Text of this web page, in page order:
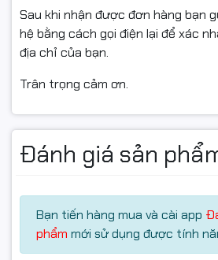
Độ phân giải 600x600dpiđảm bảo
luôn rõ nét và chuyên nghiệp.
của máy giúp hạn chế tình trạng
Kết Nối Đơn Giản
Máy in trang bị cổng USB 2.0 giúp
máy tính. Ngoài ra, tính năng in
tiện cho nhu cầu công việc.
Vận Hành Êm Ái
Sau khi nhận được đơn hàng bạn
hệ bằng cách gọi điện lại để xác
địa chỉ của bạn.
Trân trọng cảm ơn.
Đánh giá sản
Bạn tiến hàng mua và cài app
phẩm mới sử dụng được tính